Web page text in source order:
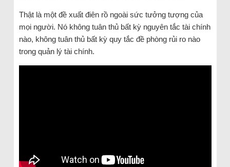
Thật là một đề xuất điên rồ ngoài sức tưởng tượng của
mọi người. Nó không tuân thủ bất kỳ nguyên tắc tài chính
nào, không tuân thủ bất kỳ quy tắc đề phòng rủi ro nào
trong quản lý tài chính.